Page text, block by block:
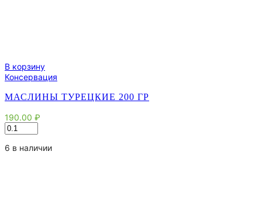
В корзину
Консервация
МАСЛИНЫ ТУРЕЦКИЕ 200 ГР
190.00 ₽
Количество
товара
Маслины
6 в наличии